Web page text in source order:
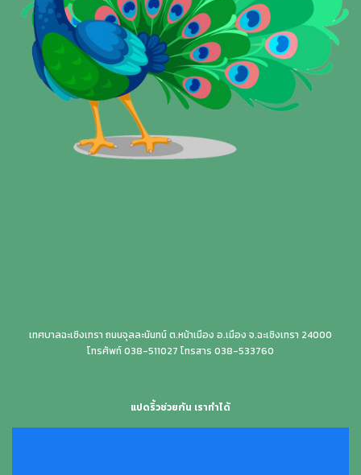
เทศบาลฉะเชิงเทรา ถนนจุลละนันทน์ ต.หน้าเมือง อ.เมือง จ.ฉะเชิงเทรา 24000
โทรศัพท์ 038-511027 โทรสาร 038-533760
แปดริ้วช่วยกัน เราทำได้